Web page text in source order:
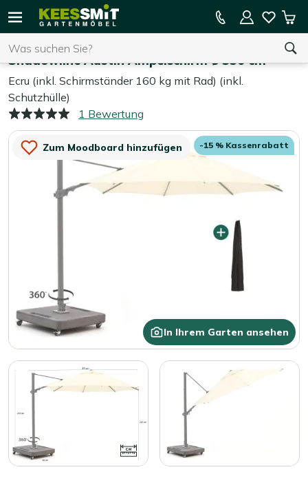
Sie haben keine Artikel in Ihrem Warenkorb.
15 % Kassenrabatt auf die gesamte Kollektion
Shadowline Austin Ampelschirm ø 350 cm
Ecru (inkl. Schirmständer 160 kg mit Rad) (inkl.
Schutzhülle)
1 Bewertung
Zum Moodboard hinzufügen
In Ihrem Garten ansehen
-15 % Kassenrabatt